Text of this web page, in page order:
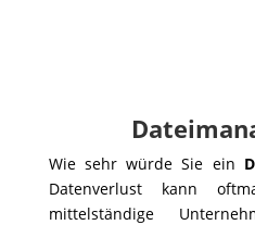
Wie sehr würde Sie ein
Datenverlust kann
mittelständige